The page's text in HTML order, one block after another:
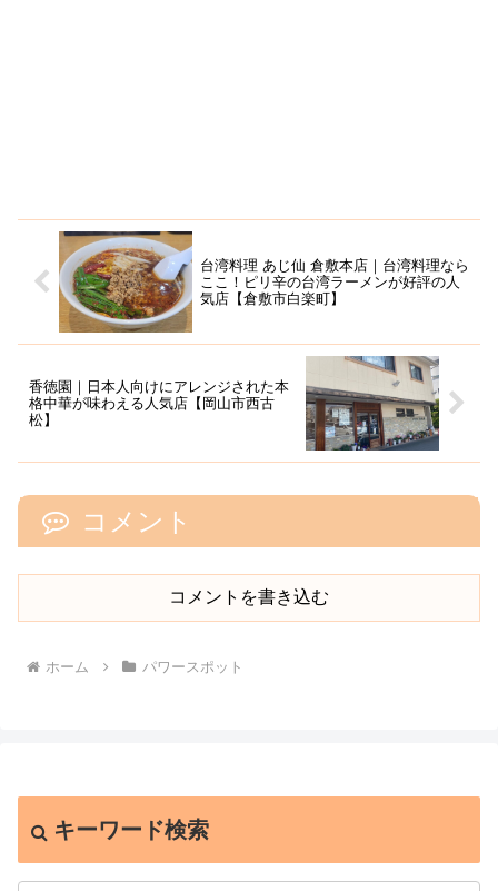
台湾料理 あじ仙 倉敷本店｜台湾料理なら
ここ！ピリ辛の台湾ラーメンが好評の人
気店【倉敷市白楽町】
香徳園｜日本人向けにアレンジされた本
格中華が味わえる人気店【岡山市西古
松】
コメント
コメントを書き込む
ホーム パワースポット
キーワード検索